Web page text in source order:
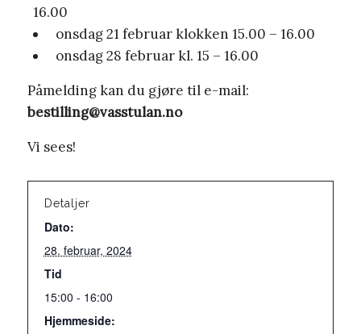
16.00
onsdag 21 februar klokken 15.00 – 16.00
onsdag 28 februar kl. 15 – 16.00
Påmelding kan du gjøre til e-mail:
bestilling@vasstulan.no
Vi sees!
Detaljer
Dato:
28. februar, 2024
Tid
15:00 - 16:00
Hjemmeside: